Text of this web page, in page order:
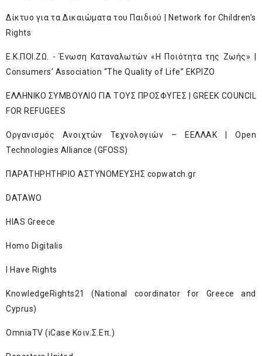
Δίκτυο για τα Δικαιώματα του Παιδιού | Network for Children’s
Rights
Ε.Κ.ΠΟΙ.ΖΩ. - Ένωση Καταναλωτών «Η Ποιότητα της Ζωής» |
Consumers’ Association “The Quality of Life” EKPIZO
ΕΛΛΗΝΙΚΟ ΣΥΜΒΟΥΛΙΟ ΓΙΑ ΤΟΥΣ ΠΡΟΣΦΥΓΕΣ | GREEK COUNCIL
FOR REFUGEES
Οργανισμός Ανοιχτών Τεχνολογιών – ΕΕΛΛΑΚ | Open
Technologies Alliance (GFOSS)
ΠΑΡΑΤΗΡΗΤΗΡΙΟ ΑΣΤΥΝΟΜΕΥΣΗΣ copwatch.gr
DATAWO
HIAS Greece
Homo Digitalis
I Have Rights
KnowledgeRights21 (National coordinator for Greece and
Cyprus)
OmniaTV (iCase Κοιν.Σ.Επ.)